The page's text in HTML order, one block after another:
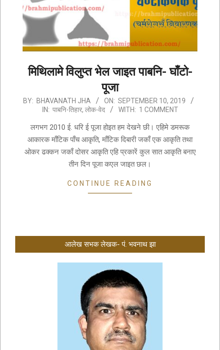
मिथिलामे विलुप्त भेल जाइत पाबनि- घाँटो-
पूजा
2019-
BY: BHAVANATH JHA ON: SEPTEMBER 10, 2019
IN: पाबनि-तिहार, लोक-वेद WITH: 1 COMMENT
लगभग 2010 ई. धरि ई पूजा होइत हम देखने छी। एहिमे डमरूक
आकारक माँटिक पाँच आकृति, माँटिक दिबारी जकाँ एक आकृति तथा
ओकर ढक्कन जकाँ दोसर आकृति एहि प्रकारें कुल सात आकृति बनाए
तीन दिन पूजा कएल जाइत छल।
CONTINUE READING
आलेख सभक लेखक- पं. भवनाथ झा